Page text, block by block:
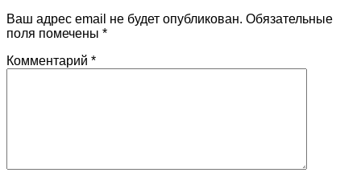
Ваш адрес email не будет опубликован. Обязательные
поля помечены *
Комментарий *